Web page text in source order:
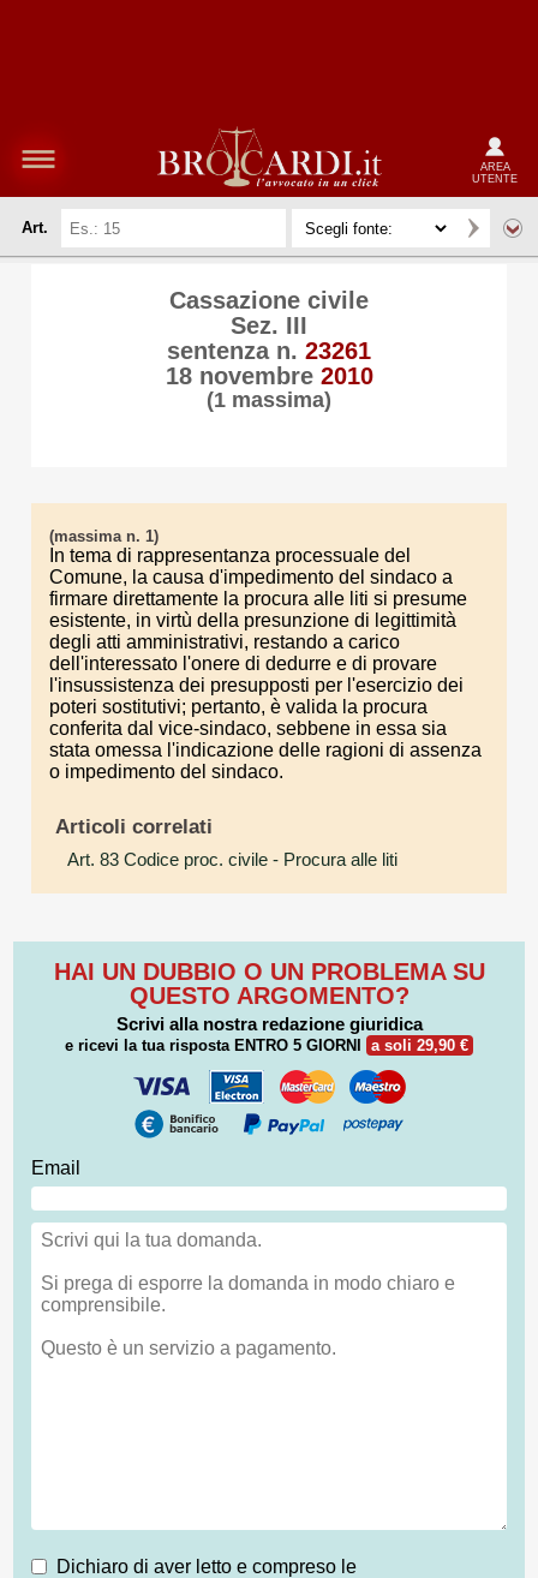
AREA
UTENTE
Art.
Cassazione civile
Sez. III
sentenza n. 23261
18 novembre 2010
(1 massima)
(massima n. 1)
In tema di rappresentanza processuale del
Comune, la causa d'impedimento del sindaco a
firmare direttamente la procura alle liti si presume
esistente, in virtù della presunzione di legittimità
degli atti amministrativi, restando a carico
dell'interessato l'onere di dedurre e di provare
l'insussistenza dei presupposti per l'esercizio dei
poteri sostitutivi; pertanto, è valida la procura
conferita dal vice-sindaco, sebbene in essa sia
stata omessa l'indicazione delle ragioni di assenza
o impedimento del sindaco.
Articoli correlati
Art. 83 Codice proc. civile - Procura alle liti
HAI UN DUBBIO O UN PROBLEMA SU
QUESTO ARGOMENTO?
Scrivi alla nostra redazione giuridica
e ricevi la tua risposta ENTRO 5 GIORNI a soli 29,90 €
Email
Dichiaro di aver letto e compreso le